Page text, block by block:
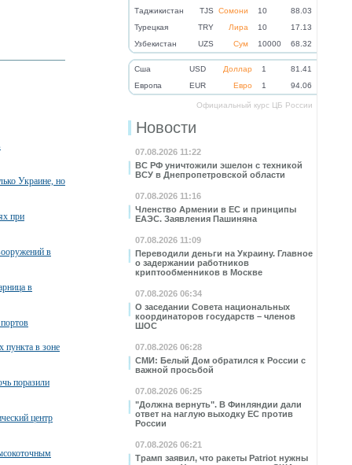
Таджикистан
TJS Сомони 10
88.03
Турецкая
TRY Лира 10
17.13
Узбекистан
UZS Сум 10000 68.32
Cша USD Доллар 1
81.41
Eвропа
EUR Евро 1 94.06
Официальный курс ЦБ России
Новости
07.08.2026 11:22
ВС РФ уничтожили эшелон с техникой
ВСУ в Днепропетровской области
07.08.2026 11:16
Членство Армении в ЕС и принципы
ЕАЭС. Заявления Пашиняна
07.08.2026 11:09
Переводили деньги на Украину. Главное
о задержании работников
криптообменников в Москве
07.08.2026 06:34
О заседании Совета национальных
координаторов государств – членов
ШОС
07.08.2026 06:28
СМИ: Белый Дом обратился к России с
важной просьбой
07.08.2026 06:25
"Должна вернуть". В Финляндии дали
ответ на наглую выходку ЕС против
России
07.08.2026 06:21
Трамп заявил, что ракеты Patriot нужны
Украине, но
при
в
в
пункта в зоне
поразили
центр